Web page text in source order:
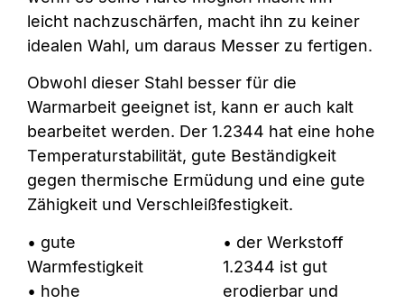
leicht nachzuschärfen, macht ihn zu keiner
idealen Wahl, um daraus Messer zu fertigen.
Obwohl dieser Stahl besser für die
Warmarbeit geeignet ist, kann er auch kalt
bearbeitet werden. Der 1.2344 hat eine hohe
Temperaturstabilität, gute Beständigkeit
gegen thermische Ermüdung und eine gute
Zähigkeit und Verschleißfestigkeit.
• gute
Warmfestigkeit
• hohe
• der Werkstoff
1.2344 ist gut
erodierbar und